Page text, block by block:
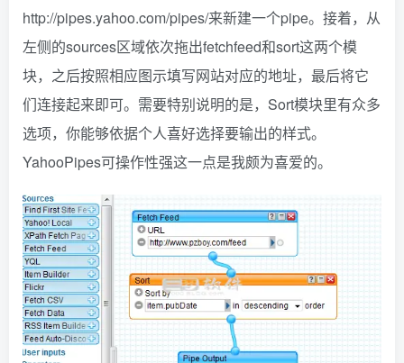
http://pipes.yahoo.com/pipes/来新建一个pipe。接着，从
左侧的sources区域依次拖出fetchfeed和sort这两个模
块，之后按照相应图示填写网站对应的地址，最后将它
们连接起来即可。需要特别说明的是，Sort模块里有众多
选项，你能够依据个人喜好选择要输出的样式。
YahooPipes可操作性强这一点是我颇为喜爱的。